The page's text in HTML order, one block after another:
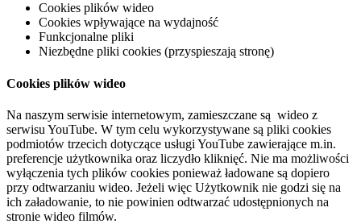
Cookies plików wideo
Cookies wpływające na wydajność
Funkcjonalne pliki
Niezbędne pliki cookies (przyspieszają stronę)
Cookies plików wideo
Na naszym serwisie internetowym, zamieszczane są wideo z
serwisu YouTube. W tym celu wykorzystywane są pliki cookies
podmiotów trzecich dotyczące usługi YouTube zawierające m.in.
preferencje użytkownika oraz liczydło kliknięć. Nie ma możliwości
wyłączenia tych plików cookies ponieważ ładowane są dopiero
przy odtwarzaniu wideo. Jeżeli więc Użytkownik nie godzi się na
ich załadowanie, to nie powinien odtwarzać udostępnionych na
stronie wideo filmów.